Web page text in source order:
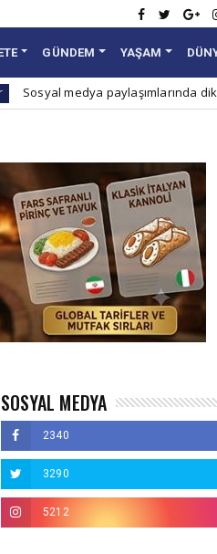
GÜNDEM YAŞAM
paylaşımlarında dikkat
SOSYAL MEDYA
2340
3290
5212